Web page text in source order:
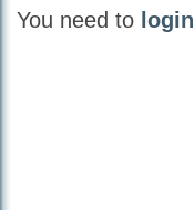
You need to login